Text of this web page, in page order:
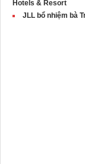
Hotels & Resort
JLL bổ nhiệm bà